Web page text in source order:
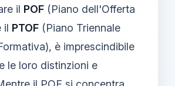
il POF (Piano dell'Offerta
il PTOF (Piano Triennale
è imprescindibile
le loro distinzioni e